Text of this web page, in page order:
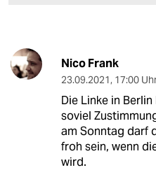
Nico Frank
23.09.2021, 17:00
Die Linke in
soviel
am Sonntag darf
froh sein, wenn
wird.